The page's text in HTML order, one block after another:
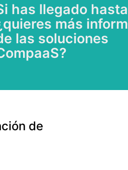
has llegado
más
las soluciones
de